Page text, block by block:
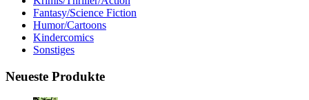
Fantasy/Science Fiction
Humor/Cartoons
Kindercomics
Sonstiges
Neueste Produkte